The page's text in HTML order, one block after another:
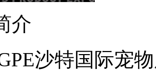
介
沙特国际宠